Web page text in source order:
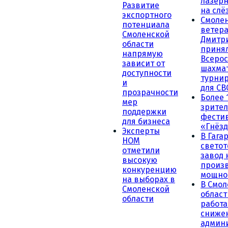
Развитие
экспортного
потенциала
Смоленской
области
напрямую
зависит от
доступности
и
прозрачности
мер
поддержки
для бизнеса
Эксперты
НОМ
отметили
высокую
конкуренцию
на выборах в
Смоленской
области
на
для
Более
В
завод
В